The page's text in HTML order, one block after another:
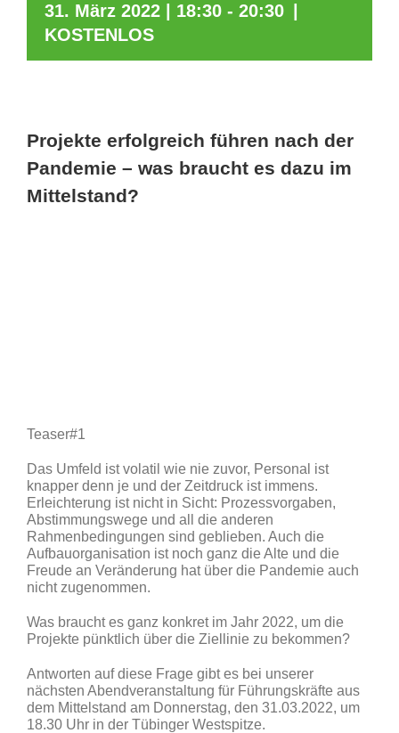
31. März 2022 | 18:30 - 20:30
KOSTENLOS
Projekte erfolgreich führen nach der
Pandemie – was braucht es dazu im
Mittelstand?
Teaser#1
Das Umfeld ist volatil wie nie zuvor, Personal ist
knapper denn je und der Zeitdruck ist immens.
Erleichterung ist nicht in Sicht: Prozessvorgaben,
Abstimmungswege und all die anderen
Rahmenbedingungen sind geblieben. Auch die
Aufbauorganisation ist noch ganz die Alte und die
Freude an Veränderung hat über die Pandemie auch
nicht zugenommen.
Was braucht es ganz konkret im Jahr 2022, um die
Projekte pünktlich über die Ziellinie zu bekommen?
Antworten auf diese Frage gibt es bei unserer
nächsten Abendveranstaltung für Führungskräfte aus
dem Mittelstand am Donnerstag, den 31.03.2022, um
18.30 Uhr in der Tübinger Westspitze.